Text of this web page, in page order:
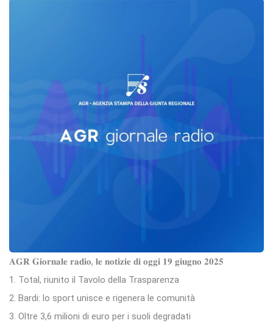
𝐀𝐆𝐑 𝐆𝐢𝐨𝐫𝐧𝐚𝐥𝐞 𝐫𝐚𝐝𝐢𝐨, 𝐥𝐞 𝐧𝐨𝐭𝐢𝐳𝐢𝐞 𝐝𝐢 𝐨𝐠𝐠𝐢 𝟏𝟗 𝐠𝐢𝐮𝐠𝐧𝐨 𝟐𝟎𝟐𝟓
1. Total, riunito il Tavolo della Trasparenza
2. Bardi: lo sport unisce e rigenera le comunità
3. Oltre 3,6 milioni di euro per i suoli degradati